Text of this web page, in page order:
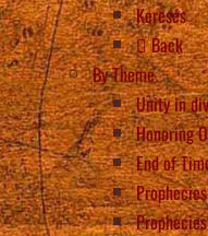
Keresés
Back
By Theme
Unity in
Honoring
End of